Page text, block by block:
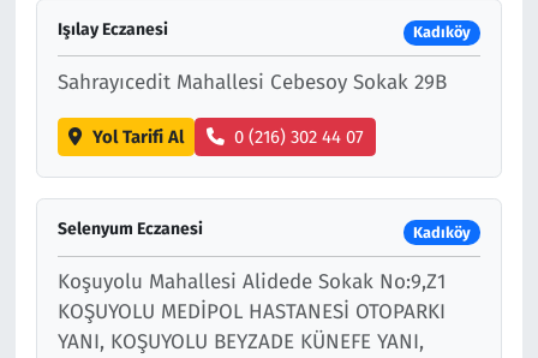
Işılay Eczanesi Kadıköy
Sahrayıcedit Mahallesi Cebesoy Sokak 29B
Yol Tarifi Al 0 (216) 302 44 07
Selenyum Eczanesi Kadıköy
Koşuyolu Mahallesi Alidede Sokak No:9,Z1
KOŞUYOLU MEDİPOL HASTANESİ OTOPARKI
YANI, KOŞUYOLU BEYZADE KÜNEFE YANI,